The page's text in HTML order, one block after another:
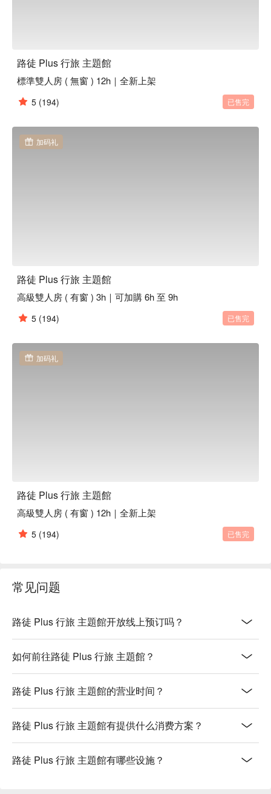
路徒 Plus 行旅 主題館
標準雙人房 ( 無窗 ) 12h｜全新上架
5 (194) 已售完
加码礼
路徒 Plus 行旅 主題館
高級雙人房 ( 有窗 ) 3h｜可加購 6h 至 9h
5 (194) 已售完
加码礼
路徒 Plus 行旅 主題館
高級雙人房 ( 有窗 ) 12h｜全新上架
5 (194) 已售完
常见问题
路徒 Plus 行旅 主題館开放线上预订吗？
如何前往路徒 Plus 行旅 主題館？
路徒 Plus 行旅 主題館的营业时间？
路徒 Plus 行旅 主題館有提供什么消费方案？
路徒 Plus 行旅 主題館有哪些设施？